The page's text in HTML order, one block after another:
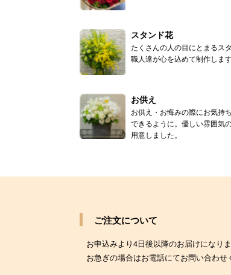
スタンド花
たくさんの人の目にとまるスタ
職人達が心を込めて制作します
お供え
お供え・お悔みの際にお気持
できるように。優しい雰囲気
用意しました。
ご注文について
お申込みより4日後以降のお届けになりま
お急ぎの場合はお電話にてお問い合わせ